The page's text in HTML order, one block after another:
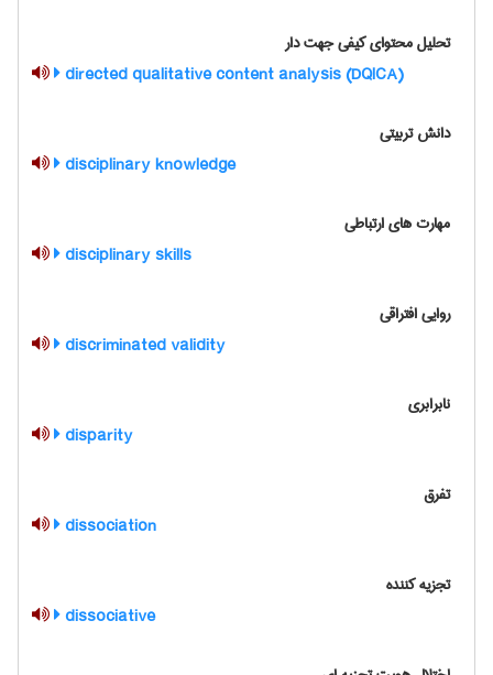
تحلیل محتوای کیفی جهت دار
directed qualitative content analysis (DQlCA)
دانش تربیتی
disciplinary knowledge
مهارت های ارتباطی
disciplinary skills
روایی افتراقی
discriminated validity
نابرابری
disparity
تفرق
dissociation
تجزیه کننده
dissociative